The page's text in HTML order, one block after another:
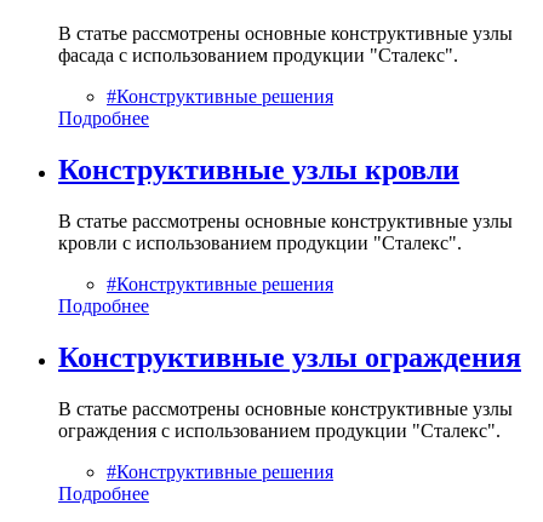
В статье рассмотрены основные конструктивные узлы
фасада с использованием продукции "Сталекс".
#Конструктивные решения
Подробнее
Конструктивные узлы кровли
В статье рассмотрены основные конструктивные узлы
кровли с использованием продукции "Сталекс".
#Конструктивные решения
Подробнее
Конструктивные узлы ограждения
В статье рассмотрены основные конструктивные узлы
ограждения с использованием продукции "Сталекс".
#Конструктивные решения
Подробнее